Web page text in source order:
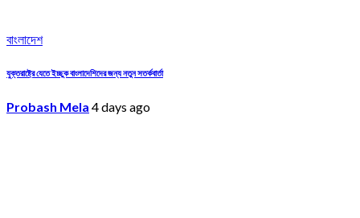
বাংলাদেশ
যুক্তরাষ্ট্রে যেতে ইচ্ছুক বাংলাদেশিদের জন্য নতুন সতর্কবার্তা
Probash Mela 4 days ago